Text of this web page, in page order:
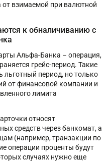
от взимаемой при валютной
к обналичиванию с
Альфа-Банка – операция,
грейс-период. Такие
льготный период, но только
от финансовой компании и
лимита
относят
средств через банкомат, а
(например, транзакции по
операции проценты будут
случаях нужно еще